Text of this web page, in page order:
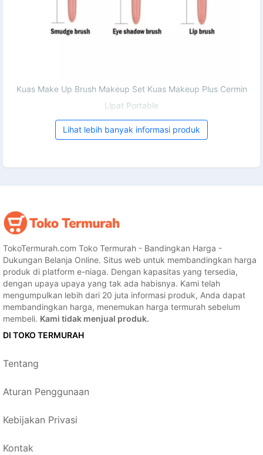
Kuas Make Up Brush Makeup Set Kuas Makeup Plus Cermin
Lipat Portable
Lihat lebih banyak informasi produk
TokoTermurah.com Toko Termurah - Bandingkan Harga -
Dukungan Belanja Online. Situs web untuk membandingkan harga
produk di platform e-niaga. Dengan kapasitas yang tersedia,
dengan upaya upaya yang tak ada habisnya. Kami telah
mengumpulkan lebih dari 20 juta informasi produk, Anda dapat
membandingkan harga, menemukan harga termurah sebelum
membeli. Kami tidak menjual produk.
DI TOKO TERMURAH
Tentang
Aturan Penggunaan
Kebijakan Privasi
Kontak